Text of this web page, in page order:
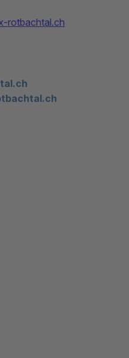
rotbachtal.ch